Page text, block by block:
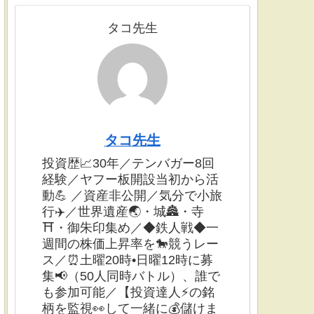
タコ先生
タコ先生
投資歴📈30年／テンバガー8回
経験／ヤフー板開設当初から活
動💪 ／資産非公開／気分で小旅
行✈️／世界遺産🌏・城🏯・寺
⛩・御朱印集め／◆鉄人戦◆一
週間の株価上昇率を🐎競うレー
ス／⏰土曜20時•日曜12時に募
集📢（50人同時バトル）、誰で
も参加可能／【投資達人⚡️の銘
柄を監視👀して一緒に💰儲けま